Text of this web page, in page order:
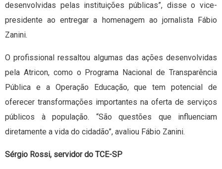
desenvolvidas pelas instituições públicas”, disse o vice-
presidente ao entregar a homenagem ao jornalista Fábio
Zanini.
O profissional ressaltou algumas das ações desenvolvidas
pela Atricon, como o Programa Nacional de Transparência
Pública e a Operação Educação, que tem potencial de
oferecer transformações importantes na oferta de serviços
públicos à população. “São questões que influenciam
diretamente a vida do cidadão”, avaliou Fábio Zanini.
Sérgio Rossi, servidor do TCE-SP